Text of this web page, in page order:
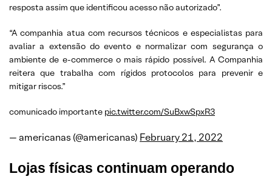
resposta assim que identificou acesso não autorizado”.
“A companhia atua com recursos técnicos e especialistas para
avaliar a extensão do evento e normalizar com segurança o
ambiente de e-commerce o mais rápido possível. A Companhia
reitera que trabalha com rígidos protocolos para prevenir e
mitigar riscos.”
comunicado importante pic.twitter.com/SuBxwSpxR3
— americanas (@americanas) February 21, 2022
Lojas físicas continuam operando